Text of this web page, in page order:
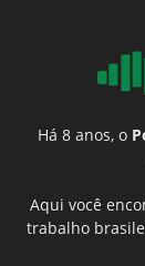
Há 8 anos, o
Aqui você
trabalho